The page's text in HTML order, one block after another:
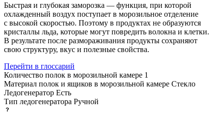
Быстрая и глубокая заморозка — функция, при которой
охлажденный воздух поступает в морозильное отделение
с высокой скоростью. Поэтому в продуктах не образуются
кристаллы льда, которые могут повредить волокна и клетки.
В результате после размораживания продукты сохраняют
свою структуру, вкус и полезные свойства.
Перейти в глоссарий
Количество полок в морозильной камере 1
Материал полок и ящиков в морозильной камере Стекло
Ледогенератор Есть
Тип ледогенератора Ручной